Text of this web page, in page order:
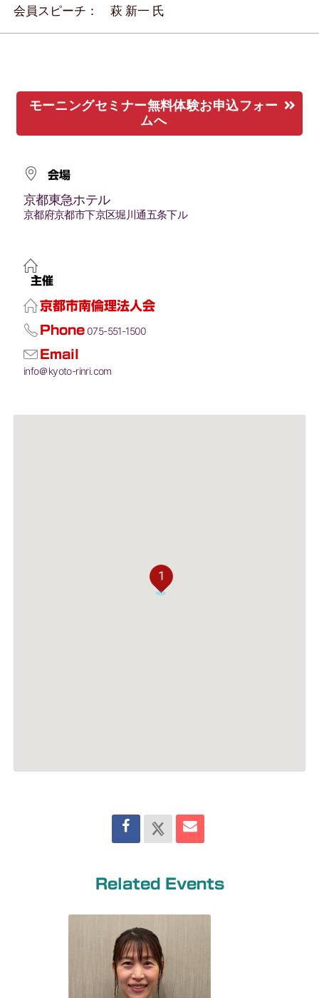
会員スピーチ： 萩 新一 氏
モーニングセミナー無料体験お申込フォー
ムへ
会場
京都東急ホテル
京都府京都市下京区堀川通五条下ル
主催
京都市南倫理法人会
Phone 075-551-1500
Email
info＠kyoto-rinri.com
1
Related Events